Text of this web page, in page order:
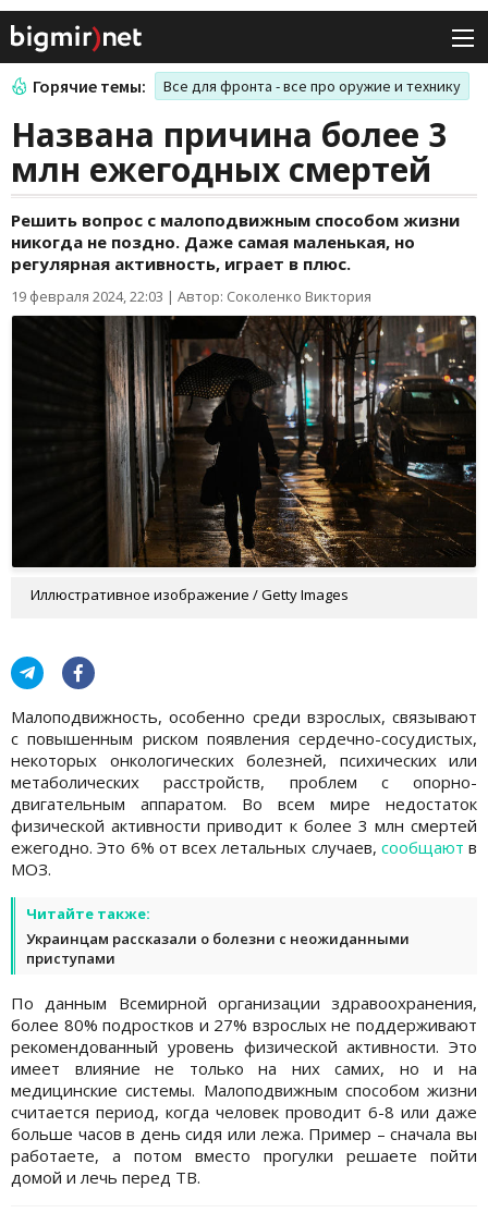
Горячие темы: Все для фронта - все про оружие и технику
Названа причина более 3
млн ежегодных смертей
Решить вопрос с малоподвижным способом жизни
никогда не поздно. Даже самая маленькая, но
регулярная активность, играет в плюс.
19 февраля 2024, 22:03 | Автор: Соколенко Виктория
Иллюстративное изображение / Getty Images
Малоподвижность, особенно среди взрослых, связывают
с повышенным риском появления сердечно-сосудистых,
некоторых онкологических болезней, психических или
метаболических расстройств, проблем с опорно-
двигательным аппаратом. Во всем мире недостаток
физической активности приводит к более 3 млн смертей
ежегодно. Это 6% от всех летальных случаев, сообщают в
МОЗ.
Читайте также:
Украинцам рассказали о болезни с неожиданными
приступами
По данным Всемирной организации здравоохранения,
более 80% подростков и 27% взрослых не поддерживают
рекомендованный уровень физической активности. Это
имеет влияние не только на них самих, но и на
медицинские системы. Малоподвижным способом жизни
считается период, когда человек проводит 6-8 или даже
больше часов в день сидя или лежа. Пример – сначала вы
работаете, а потом вместо прогулки решаете пойти
домой и лечь перед ТВ.